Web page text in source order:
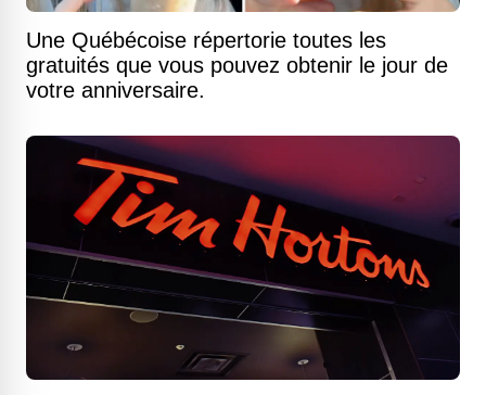
Une Québécoise répertorie toutes les
gratuités que vous pouvez obtenir le jour de
votre anniversaire.